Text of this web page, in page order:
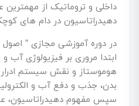
داخلی و تروماتیک از مهمترین
دهیدراتاسیون در دام های
در دوره آموزشی مجازی ”
ابتدا مروری بر فیزیولوژی آب و
هوموستاز و نقش سیستم
بدن، جذب و دفع آب و
سپس مفهوم دهیدراتاسیون،